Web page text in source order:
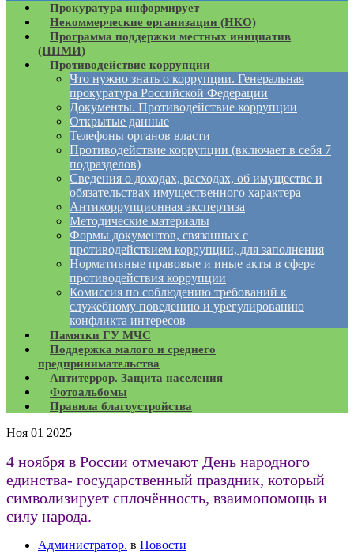
Прокуратура информирует
Некоммерческие организации (НКО)
Программа поддержки местных инициатив
(ППМИ)
Противодействие коррупции
Что нужно знать о коррупции. Генеральная
прокуратура Российской Федерации
Документы. Противодействие коррупции
Открытые данные
Телефоны органов власти
Противодействие коррупции (включает в себя 7
подразделов)
Сведения о доходах, расходах, об имуществе и
обязательствах имущественного характера
Антикоррупционная экспертиза
Методические материалы
Формы документов, связанных с
противодействием коррупции, для заполнения
Нормативные правовые и иные акты в сфере
противодействия коррупции
Комиссия по соблюдению требований к
служебному поведению и урегулированию
конфликта интересов
Памятки ГУ МЧС
Поддержка малого и среднего
предпринимательства
Антитеррор. Защита населения
Фотоальбомы
Правила благоустройства
Ноя 01 2025
4 ноября в России отмечают День народного
единства- государственный праздник, который
символизирует сплочённость, взаимопомощь и
силу народа.
Администратор. в Новости